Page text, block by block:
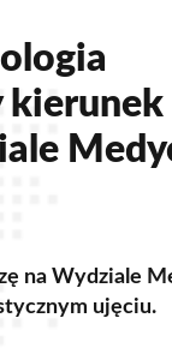
naukowo
innowacyjne